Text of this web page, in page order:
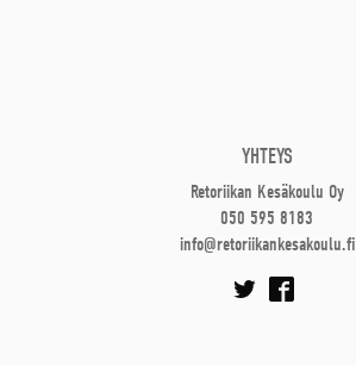
YHTEYS
Retoriikan Kesäkoulu Oy
050 595 8183
info@retoriikankesakoulu.fi